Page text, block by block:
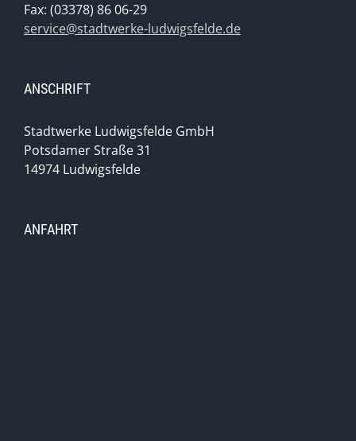
Fax: (03378) 86 06-29
service@stadtwerke-ludwigsfelde.de
ANSCHRIFT
Stadtwerke Ludwigsfelde GmbH
Potsdamer Straße 31
14974 Ludwigsfelde
ANFAHRT